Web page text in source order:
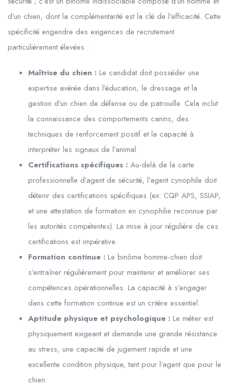
d’un chien, dont la complémentarité est la clé de l’efficacité. Cette
spécificité engendre des exigences de recrutement
particulièrement élevées :
Maîtrise du chien : Le candidat doit posséder une
expertise avérée dans l’éducation, le dressage et la
gestion d’un chien de défense ou de patrouille. Cela inclut
la connaissance des comportements canins, des
techniques de renforcement positif et la capacité à
interpréter les signaux de l’animal.
Certifications spécifiques : Au-delà de la carte
professionnelle d’agent de sécurité, l’agent cynophile doit
détenir des certifications spécifiques (ex: CQP APS, SSIAP,
et une attestation de formation en cynophilie reconnue par
les autorités compétentes). La mise à jour régulière de ces
certifications est impérative.
Formation continue : Le binôme homme-chien doit
s’entraîner régulièrement pour maintenir et améliorer ses
compétences opérationnelles. La capacité à s’engager
dans cette formation continue est un critère essentiel.
Aptitude physique et psychologique : Le métier est
physiquement exigeant et demande une grande résistance
au stress, une capacité de jugement rapide et une
excellente condition physique, tant pour l’agent que pour le
chien.